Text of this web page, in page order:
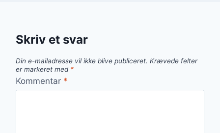
Skriv et svar
Din e-mailadresse vil ikke blive publiceret. Krævede felter
er markeret med *
Kommentar *